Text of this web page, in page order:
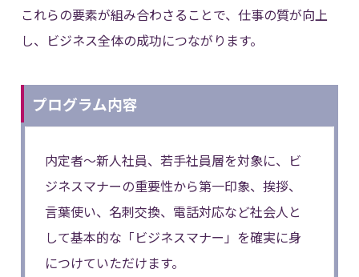
これらの要素が組み合わさることで、仕事の質が向上
し、ビジネス全体の成功につながります。
プログラム内容
内定者～新人社員、若手社員層を対象に、ビ
ジネスマナーの重要性から第一印象、挨拶、
言葉使い、名刺交換、電話対応など社会人と
して基本的な「ビジネスマナー」を確実に身
につけていただけます。